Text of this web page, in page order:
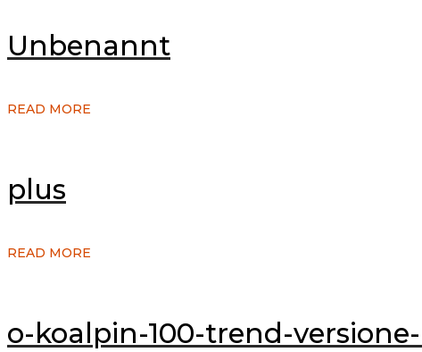
Unbenannt
READ MORE
plus
READ MORE
o-koalpin-100-trend-